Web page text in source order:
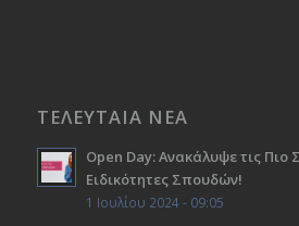
ΤΕΛΕΥΤΑΙΑ ΝΕΑ
Open Day: Ανακάλυψε τις Πιο
Ειδικότητες Σπουδών!
1 Ιουλίου 2024 - 09:05